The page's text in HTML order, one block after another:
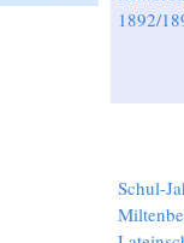
1892/
Schul-